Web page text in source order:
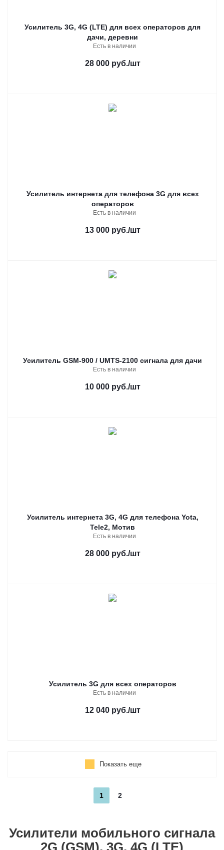
Усилитель 3G, 4G (LTE) для всех операторов для
дачи, деревни
Есть в наличии
28 000 руб./шт
Усилитель интернета для телефона 3G для всех
операторов
Есть в наличии
13 000 руб./шт
Усилитель GSM-900 / UMTS-2100 сигнала для дачи
Есть в наличии
10 000 руб./шт
Усилитель интернета 3G, 4G для телефона Yota,
Tele2, Мотив
Есть в наличии
28 000 руб./шт
Усилитель 3G для всех операторов
Есть в наличии
12 040 руб./шт
Показать еще
1 2
Усилители мобильного сигнала
2G (GSM), 3G, 4G (LTE)